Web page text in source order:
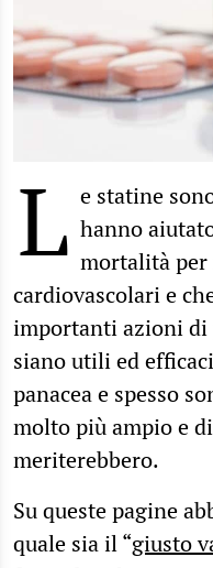
L e statine
hanno
mortalità per
cardiovascolari e
importanti azioni di
siano utili ed
panacea e spesso
molto più ampio e
meriterebbero.
Su queste pagine
quale sia il “giusto